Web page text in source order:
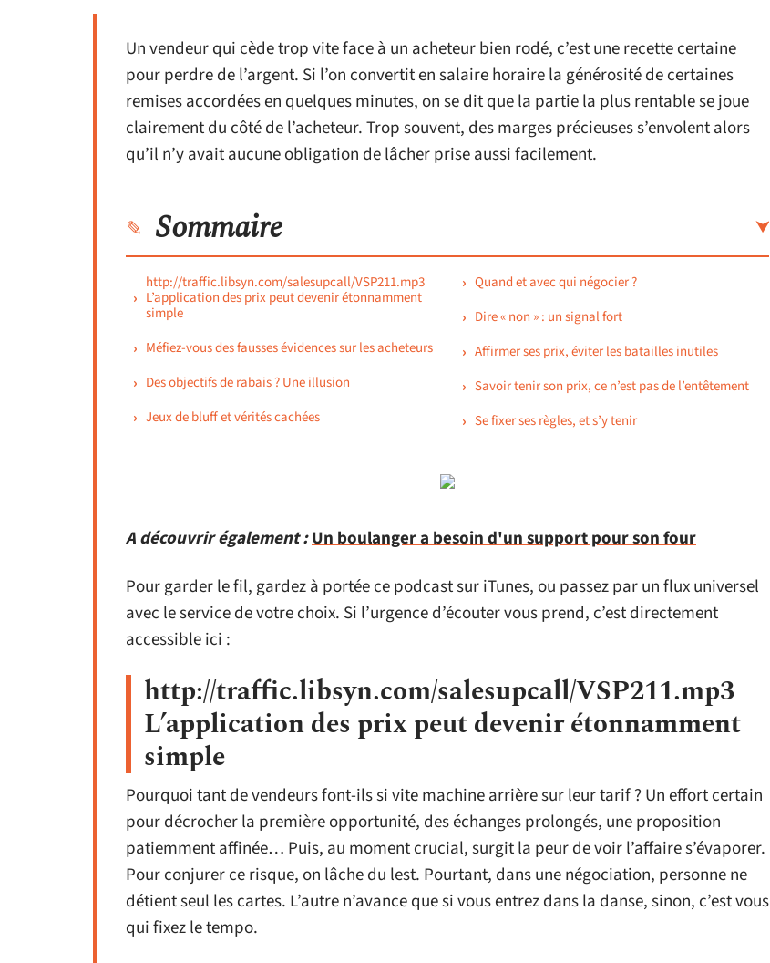
Un vendeur qui cède trop vite face à un acheteur bien rodé, c’est une recette certaine
pour perdre de l’argent. Si l’on convertit en salaire horaire la générosité de certaines
remises accordées en quelques minutes, on se dit que la partie la plus rentable se joue
clairement du côté de l’acheteur. Trop souvent, des marges précieuses s’envolent alors
qu’il n’y avait aucune obligation de lâcher prise aussi facilement.
Sommaire
http://traffic.libsyn.com/salesupcall/VSP211.mp3
L’application des prix peut devenir étonnamment
simple
Méfiez-vous des fausses évidences sur les acheteurs
Des objectifs de rabais ? Une illusion
Jeux de bluff et vérités cachées
Quand et avec qui négocier ?
Dire « non » : un signal fort
Affirmer ses prix, éviter les batailles inutiles
Savoir tenir son prix, ce n’est pas de l’entêtement
Se fixer ses règles, et s’y tenir
A découvrir également :Un boulanger a besoin d'un support pour son four
Pour garder le fil, gardez à portée ce podcast sur iTunes, ou passez par un flux universel
avec le service de votre choix. Si l’urgence d’écouter vous prend, c’est directement
accessible ici :
http://traffic.libsyn.com/salesupcall/VSP211.mp3
L’application des prix peut devenir étonnamment
simple
Pourquoi tant de vendeurs font-ils si vite machine arrière sur leur tarif ? Un effort certain
pour décrocher la première opportunité, des échanges prolongés, une proposition
patiemment affinée… Puis, au moment crucial, surgit la peur de voir l’affaire s’évaporer.
Pour conjurer ce risque, on lâche du lest. Pourtant, dans une négociation, personne ne
détient seul les cartes. L’autre n’avance que si vous entrez dans la danse, sinon, c’est vous
qui fixez le tempo.